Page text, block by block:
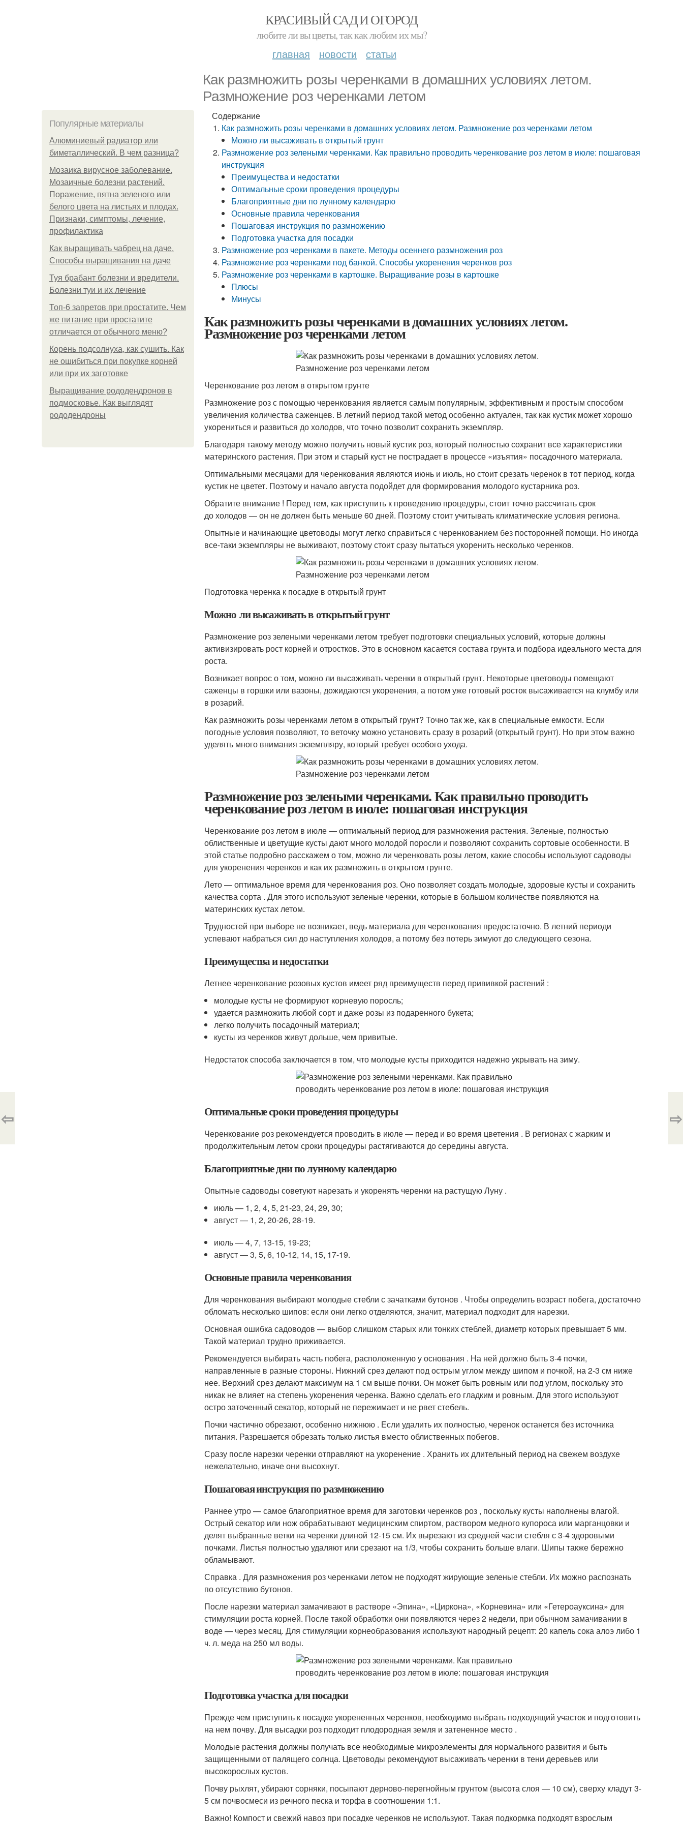
КРАСИВЫЙ САД И ОГОРОД
любите ли вы цветы, так как любим их мы?
главная новости статьи
Как размножить розы черенками в домашних условиях летом.
Размножение роз черенками летом
Популярные материалы
Алюминиевый радиатор или
биметаллический. В чем разница?
Мозаика вирусное заболевание.
Мозаичные болезни растений.
Поражение, пятна зеленого или
белого цвета на листьях и плодах.
Признаки, симптомы, лечение,
профилактика
Как выращивать чабрец на даче.
Способы выращивания на даче
Туя брабант болезни и вредители.
Болезни туи и их лечение
Топ-6 запретов при простатите. Чем
же питание при простатите
отличается от обычного меню?
Корень подсолнуха, как сушить. Как
не ошибиться при покупке корней
или при их заготовке
Выращивание рододендронов в
подмосковье. Как выглядят
рододендроны
Содержание
Как размножить розы черенками в домашних условиях летом. Размножение роз черенками летом
Можно ли высаживать в открытый грунт
Размножение роз зелеными черенками. Как правильно проводить черенкование роз летом в июле: пошаговая
инструкция
Преимущества и недостатки
Оптимальные сроки проведения процедуры
Благоприятные дни по лунному календарю
Основные правила черенкования
Пошаговая инструкция по размножению
Подготовка участка для посадки
Размножение роз черенками в пакете. Методы осеннего размножения роз
Размножение роз черенками под банкой. Способы укоренения черенков роз
Размножение роз черенками в картошке. Выращивание розы в картошке
Плюсы
Минусы
Как размножить розы черенками в домашних условиях летом.
Размножение роз черенками летом
Черенкование роз летом в открытом грунте
Размножение роз с помощью черенкования является самым популярным, эффективным и простым способом
увеличения количества саженцев. В летний период такой метод особенно актуален, так как кустик может хорошо
укорениться и развиться до холодов, что точно позволит сохранить экземпляр.
Благодаря такому методу можно получить новый кустик роз, который полностью сохранит все характеристики
материнского растения. При этом и старый куст не пострадает в процессе «изъятия» посадочного материала.
Оптимальными месяцами для черенкования являются июнь и июль, но стоит срезать черенок в тот период, когда
кустик не цветет. Поэтому и начало августа подойдет для формирования молодого кустарника роз.
Обратите внимание ! Перед тем, как приступить к проведению процедуры, стоит точно рассчитать срок
до холодов — он не должен быть меньше 60 дней. Поэтому стоит учитывать климатические условия региона.
Опытные и начинающие цветоводы могут легко справиться с черенкованием без посторонней помощи. Но иногда
все-таки экземпляры не выживают, поэтому стоит сразу пытаться укоренить несколько черенков.
Подготовка черенка к посадке в открытый грунт
Можно ли высаживать в открытый грунт
Размножение роз зелеными черенками летом требует подготовки специальных условий, которые должны
активизировать рост корней и отростков. Это в основном касается состава грунта и подбора идеального места для
роста.
Возникает вопрос о том, можно ли высаживать черенки в открытый грунт. Некоторые цветоводы помещают
саженцы в горшки или вазоны, дожидаются укоренения, а потом уже готовый росток высаживается на клумбу или
в розарий.
Как размножить розы черенками летом в открытый грунт? Точно так же, как в специальные емкости. Если
погодные условия позволяют, то веточку можно установить сразу в розарий (открытый грунт). Но при этом важно
уделять много внимания экземпляру, который требует особого ухода.
Размножение роз зелеными черенками. Как правильно проводить
черенкование роз летом в июле: пошаговая инструкция
Черенкование роз летом в июле — оптимальный период для размножения растения. Зеленые, полностью
облиственные и цветущие кусты дают много молодой поросли и позволяют сохранить сортовые особенности. В
этой статье подробно расскажем о том, можно ли черенковать розы летом, какие способы используют садоводы
для укоренения черенков и как их размножить в открытом грунте.
Лето — оптимальное время для черенкования роз. Оно позволяет создать молодые, здоровые кусты и сохранить
качества сорта . Для этого используют зеленые черенки, которые в большом количестве появляются на
материнских кустах летом.
Трудностей при выборе не возникает, ведь материала для черенкования предостаточно. В летний периоди
успевают набраться сил до наступления холодов, а потому без потерь зимуют до следующего сезона.
Преимущества и недостатки
Летнее черенкование розовых кустов имеет ряд преимуществ перед прививкой растений :
молодые кусты не формируют корневую поросль;
удается размножить любой сорт и даже розы из подаренного букета;
легко получить посадочный материал;
кусты из черенков живут дольше, чем привитые.
Недостаток способа заключается в том, что молодые кусты приходится надежно укрывать на зиму.
Оптимальные сроки проведения процедуры
Черенкование роз рекомендуется проводить в июле — перед и во время цветения . В регионах с жарким и
продолжительным летом сроки процедуры растягиваются до середины августа.
Благоприятные дни по лунному календарю
Опытные садоводы советуют нарезать и укоренять черенки на растущую Луну .
июль — 1, 2, 4, 5, 21-23, 24, 29, 30;
август — 1, 2, 20-26, 28-19.
июль — 4, 7, 13-15, 19-23;
август — 3, 5, 6, 10-12, 14, 15, 17-19.
Основные правила черенкования
Для черенкования выбирают молодые стебли с зачатками бутонов . Чтобы определить возраст побега, достаточно
обломать несколько шипов: если они легко отделяются, значит, материал подходит для нарезки.
Основная ошибка садоводов — выбор слишком старых или тонких стеблей, диаметр которых превышает 5 мм.
Такой материал трудно приживается.
Рекомендуется выбирать часть побега, расположенную у основания . На ней должно быть 3-4 почки,
направленные в разные стороны. Нижний срез делают под острым углом между шипом и почкой, на 2-3 см ниже
нее. Верхний срез делают максимум на 1 см выше почки. Он может быть ровным или под углом, поскольку это
никак не влияет на степень укоренения черенка. Важно сделать его гладким и ровным. Для этого используют
остро заточенный секатор, который не пережимает и не рвет стебель.
Почки частично обрезают, особенно нижнюю . Если удалить их полностью, черенок останется без источника
питания. Разрешается обрезать только листья вместо облиственных побегов.
Сразу после нарезки черенки отправляют на укоренение . Хранить их длительный период на свежем воздухе
нежелательно, иначе они высохнут.
Пошаговая инструкция по размножению
Раннее утро — самое благоприятное время для заготовки черенков роз , поскольку кусты наполнены влагой.
Острый секатор или нож обрабатывают медицинским спиртом, раствором медного купороса или марганцовки и
делят выбранные ветки на черенки длиной 12-15 см. Их вырезают из средней части стебля с 3-4 здоровыми
почками. Листья полностью удаляют или срезают на 1/3, чтобы сохранить больше влаги. Шипы также бережно
обламывают.
Справка . Для размножения роз черенками летом не подходят жирующие зеленые стебли. Их можно распознать
по отсутствию бутонов.
После нарезки материал замачивают в растворе «Эпина», «Циркона», «Корневина» или «Гетероауксина» для
стимуляции роста корней. После такой обработки они появляются через 2 недели, при обычном замачивании в
воде — через месяц. Для стимуляции корнеобразования используют народный рецепт: 20 капель сока алоэ либо 1
ч. л. меда на 250 мл воды.
Подготовка участка для посадки
Прежде чем приступить к посадке укорененных черенков, необходимо выбрать подходящий участок и подготовить
на нем почву. Для высадки роз подходит плодородная земля и затененное место .
Молодые растения должны получать все необходимые микроэлементы для нормального развития и быть
защищенными от палящего солнца. Цветоводы рекомендуют высаживать черенки в тени деревьев или
высокорослых кустов.
Почву рыхлят, убирают сорняки, посыпают дерново-перегнойным грунтом (высота слоя — 10 см), сверху кладут 3-
5 см почвосмеси из речного песка и торфа в соотношении 1:1.
Важно! Компост и свежий навоз при посадке черенков не используют. Такая подкормка подходят взрослым
⇦ ⇨